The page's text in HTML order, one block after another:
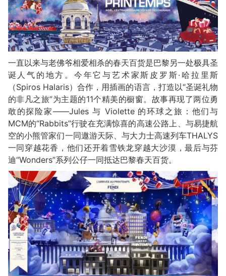
一直以来与老佛爷相爱相杀的春天百货是巴黎另一处极具圣
诞人气的地方。今年它与艺术家斯皮罗斯·哈拉里斯
（Spiros Halaris）合作，用插画的语言，打造以“圣诞礼物
的非凡之旅”为主题的11个精美的橱窗。故事再现了两位勇
敢的探险家——Jules 与 Violette 的环球之旅：他们与
MCM的“Rabbits”行驶在充满惊喜的高速公路上、与易捷航
空的小熊管家们一同遨游天际、与大力士高速列车THALYS
一同穿越花香，他们还开着雪铁龙穿越大沙漠，最后与芬
迪“Wonders”系列公仔一同抵达巴黎春天百货。